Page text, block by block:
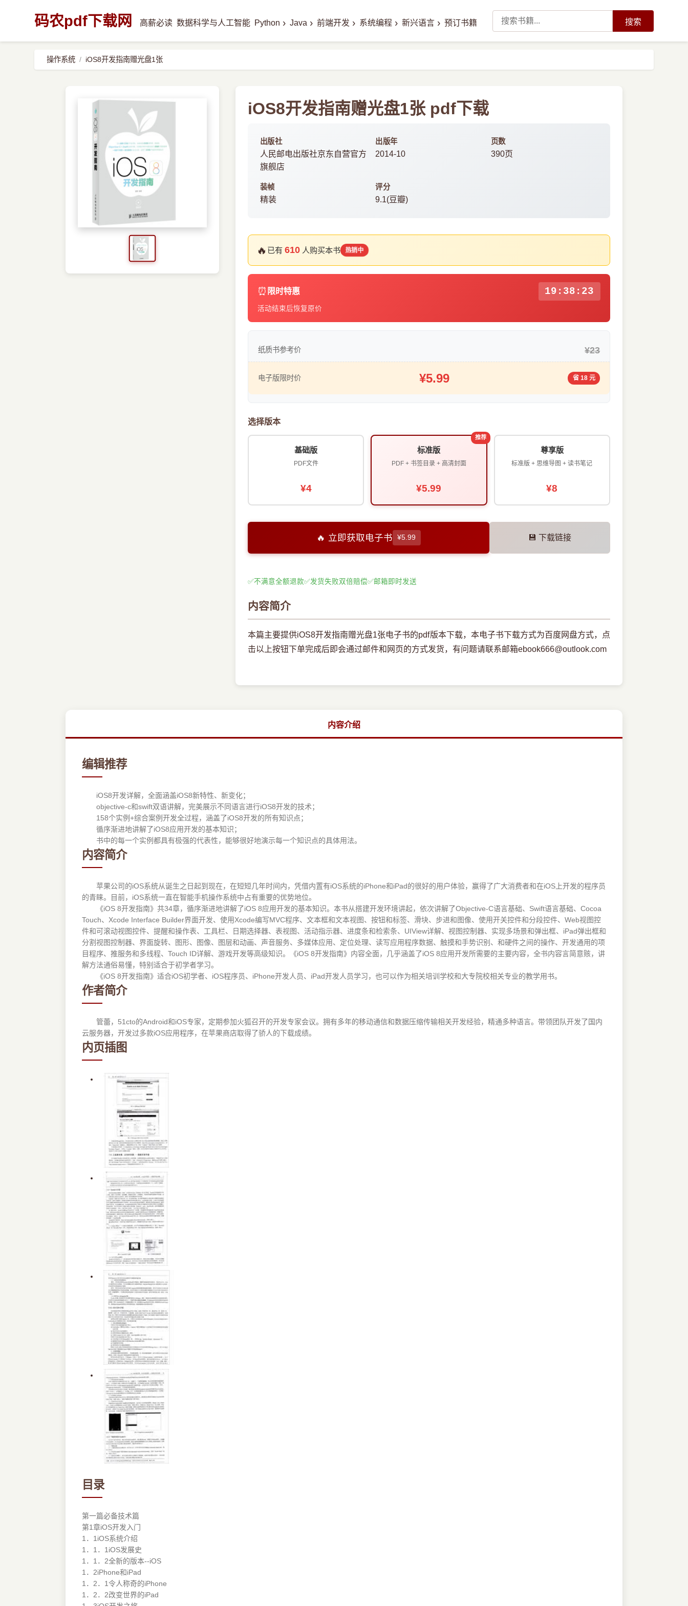
码农pdf下载网 高薪必读 数据科学与人工智能 Python › Java › 前端开发 › 系统编程 › 新兴语言 › 预订书籍 搜索
操作系统 iOS8开发指南赠光盘1张
iOS8开发指南赠光盘1张 pdf下载
出版社
人民邮电出版社京东自营官方
旗舰店
出版年
2014-10
页数
390页
装帧
精装
评分
9.1(豆瓣)
🔥 已有 610人购买本书 热销中
⏰ 限时特惠 19:38:22
活动结束后恢复原价
纸质书参考价 ¥23
电子版限时价 ¥5.99 省 18 元
选择版本
基础版
PDF文件
¥4
推荐
标准版
PDF + 书签目录 + 高清封面
¥5.99
尊享版
标准版 + 思维导图 + 读书笔记
¥8
🔥 立即获取电子书 ¥5.99 💾 下载链接
✅不满意全额退款✅发货失败双倍赔偿✅邮箱即时发送
内容简介
本篇主要提供iOS8开发指南赠光盘1张电子书的pdf版本下载，本电子书下载方式为百度网盘方式，点
击以上按钮下单完成后即会通过邮件和网页的方式发货，有问题请联系邮箱ebook666@outlook.com
内容介绍
编辑推荐
iOS8开发详解，全面涵盖iOS8新特性、新变化；
objective-c和swift双语讲解，完美展示不同语言进行iOS8开发的技术；
158个实例+综合案例开发全过程，涵盖了iOS8开发的所有知识点；
循序渐进地讲解了iOS8应用开发的基本知识；
书中的每一个实例都具有极强的代表性，能够很好地演示每一个知识点的具体用法。
内容简介
苹果公司的iOS系统从诞生之日起到现在，在短短几年时间内，凭借内置有iOS系统的iPhone和iPad的很好的用户体验，赢得了广大消费者和在iOS上开发的程序员
的青睐。目前，iOS系统一直在智能手机操作系统中占有重要的优势地位。
《iOS 8开发指南》共34章，循序渐进地讲解了iOS 8应用开发的基本知识。本书从搭建开发环境讲起，依次讲解了Objective-C语言基础、Swift语言基础、Cocoa
Touch、Xcode Interface Builder界面开发、使用Xcode编写MVC程序、文本框和文本视图、按钮和标签、滑块、步进和图像、使用开关控件和分段控件、Web视图控
件和可滚动视图控件、提醒和操作表、工具栏、日期选择器、表视图、活动指示器、进度条和检索条、UIView详解、视图控制器、实现多场景和弹出框、iPad弹出框和
分割视图控制器、界面旋转、图形、图像、图层和动画、声音服务、多媒体应用、定位处理、读写应用程序数据、触摸和手势识别、和硬件之间的操作、开发通用的项
目程序、推服务和多线程、Touch ID详解、游戏开发等高级知识。《iOS 8开发指南》内容全面，几乎涵盖了iOS 8应用开发所需要的主要内容，全书内容言简意赅，讲
解方法通俗易懂，特别适合于初学者学习。
《iOS 8开发指南》适合iOS初学者、iOS程序员、iPhone开发人员、iPad开发人员学习，也可以作为相关培训学校和大专院校相关专业的教学用书。
作者简介
管蕾，51cto的Android和iOS专家，定期参加火狐召开的开发专家会议。拥有多年的移动通信和数据压缩传输相关开发经验，精通多种语言。带领团队开发了国内
云服务器，开发过多款iOS应用程序，在苹果商店取得了骄人的下载成绩。
内页插图
目录
第一篇必备技术篇
第1章iOS开发入门
1．1iOS系统介绍
1．1．1iOS发展史
1．1．2全新的版本--iOS
1．2iPhone和iPad
1．2．1令人称奇的iPhone
1．2．2改变世界的iPad